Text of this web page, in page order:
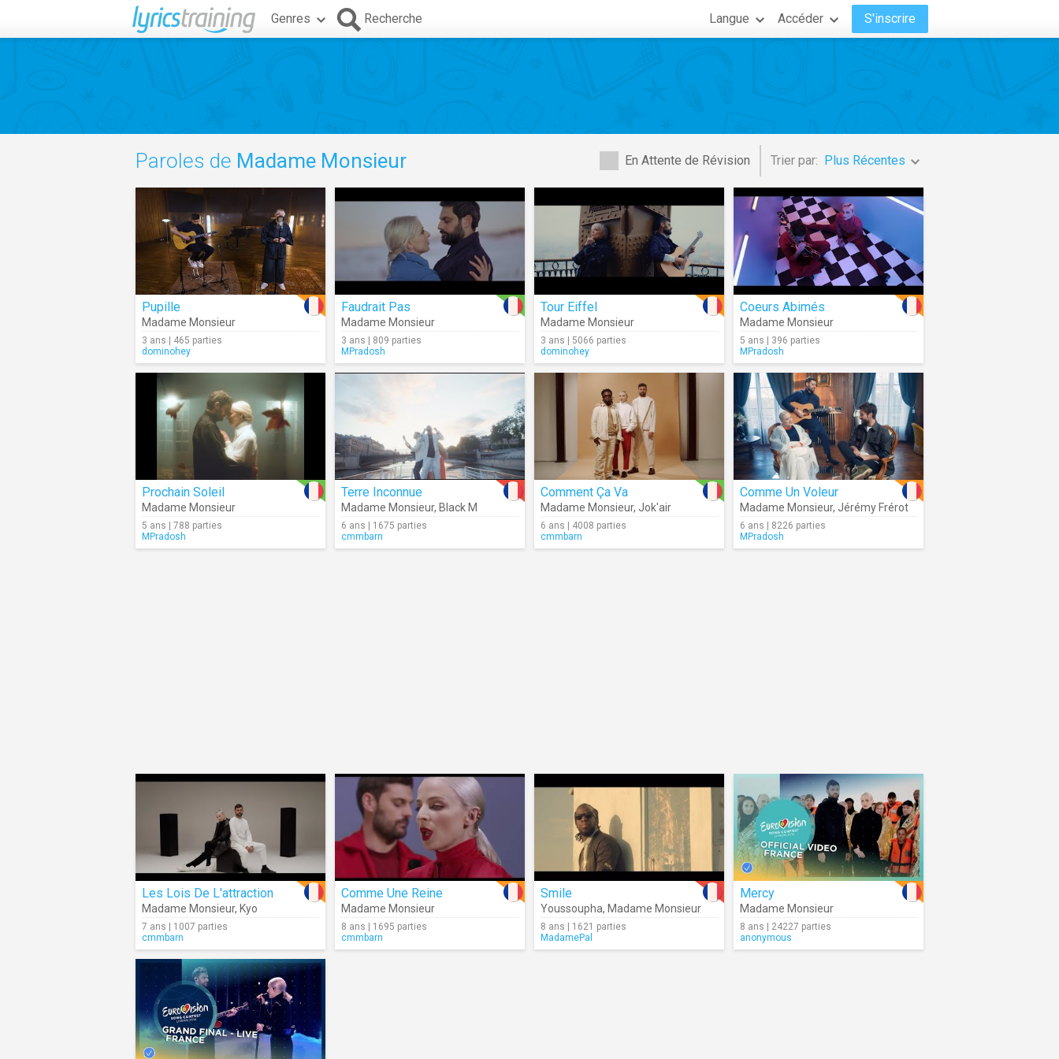
Genres Recherche Langue Accéder S'inscrire
En Attente de Révision Trier par: Plus Récentes
Paroles de Madame Monsieur
Pupille
Madame Monsieur
3 ans | 465 parties
dominohey
Faudrait Pas
Madame Monsieur
3 ans | 809 parties
MPradosh
Tour Eiffel
Madame Monsieur
3 ans | 5066 parties
dominohey
Coeurs Abimés
Madame Monsieur
5 ans | 396 parties
MPradosh
Prochain Soleil
Madame Monsieur
5 ans | 788 parties
MPradosh
Terre Inconnue
Madame Monsieur, Black M
6 ans | 1675 parties
cmmbarn
Comment Ça Va
Madame Monsieur, Jok'air
6 ans | 4008 parties
cmmbarn
Comme Un Voleur
Madame Monsieur, Jérémy Frérot
6 ans | 8226 parties
MPradosh
Les Lois De L'attraction
Madame Monsieur, Kyo
7 ans | 1007 parties
cmmbarn
Comme Une Reine
Madame Monsieur
8 ans | 1695 parties
cmmbarn
Smile
Youssoupha, Madame Monsieur
8 ans | 1621 parties
MadamePal
Mercy
Madame Monsieur
8 ans | 24227 parties
anonymous